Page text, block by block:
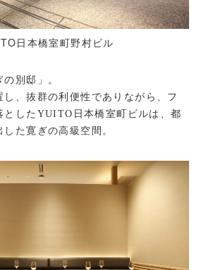
日本橋室町野村ビル
別邸」。
し、抜群の利便性でありながら、フ
としたYUITO日本橋室町ビルは、都
た寛ぎの高級空間。